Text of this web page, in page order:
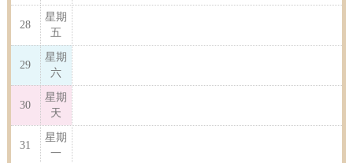
28
星期
五
29
星期
六
30
星期
天
31
星期
一